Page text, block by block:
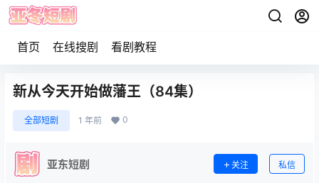
首页 在线搜剧 看剧教程
新从今天开始做藩王（84集）
全部短剧 1 年前 0
亚东短剧 关注 私信